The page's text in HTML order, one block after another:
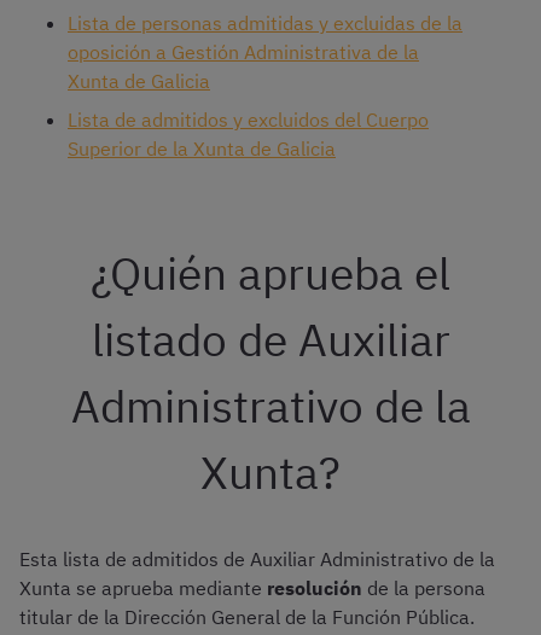
Lista de personas admitidas y excluidas de la
oposición a Gestión Administrativa de la
Xunta de Galicia
Lista de admitidos y excluidos del Cuerpo
Superior de la Xunta de Galicia
¿Quién aprueba el
listado de Auxiliar
Administrativo de la
Xunta?
Esta lista de admitidos de Auxiliar Administrativo de la
Xunta se aprueba mediante resolución de la persona
titular de la Dirección General de la Función Pública.